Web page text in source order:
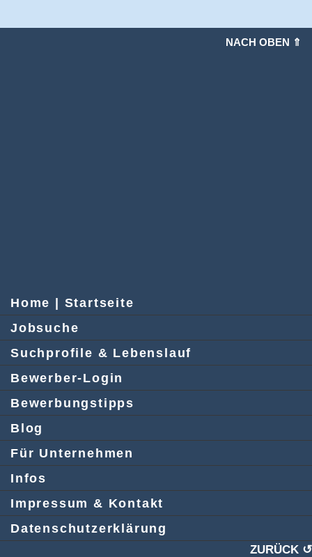
NACH OBEN ⇑
Home | Startseite
Jobsuche
Suchprofile & Lebenslauf
Bewerber-Login
Bewerbungstipps
Blog
Für Unternehmen
Infos
Impressum & Kontakt
Datenschutzerklärung
ZURÜCK ↺